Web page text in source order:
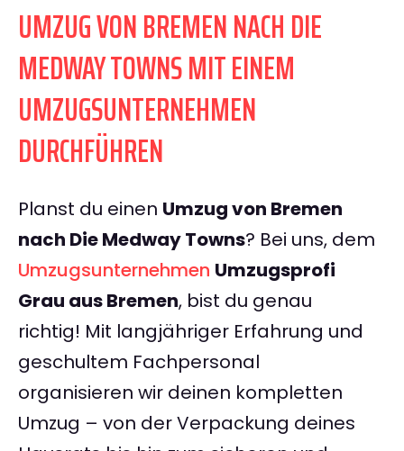
UMZUG VON BREMEN NACH DIE
MEDWAY TOWNS MIT EINEM
UMZUGSUNTERNEHMEN
DURCHFÜHREN
Planst du einen Umzug von Bremen
nach Die Medway Towns? Bei uns, dem
Umzugsunternehmen Umzugsprofi
Grau aus Bremen, bist du genau
richtig! Mit langjähriger Erfahrung und
geschultem Fachpersonal
organisieren wir deinen kompletten
Umzug – von der Verpackung deines